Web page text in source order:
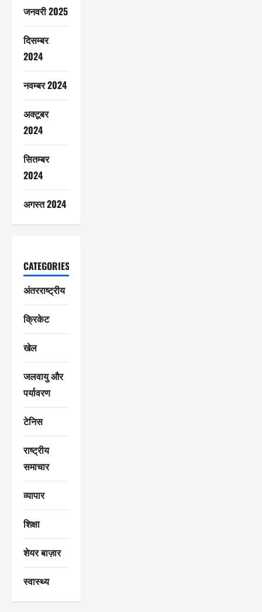
जनवरी 2025
दिसम्बर
2024
नवम्बर 2024
अक्टूबर
2024
सितम्बर
2024
अगस्त 2024
CATEGORIES
अंतरराष्ट्रीय
क्रिकेट
खेल
जलवायु और
पर्यावरण
टेनिस
राष्ट्रीय
समाचार
व्यापार
शिक्षा
शेयर बाज़ार
स्वास्थ्य